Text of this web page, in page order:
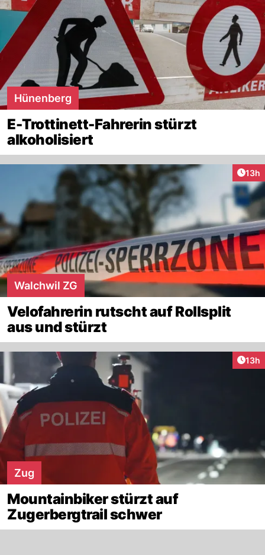
Hünenberg
E-Trottinett-Fahrerin stürzt
alkoholisiert
13h
Walchwil ZG
Velofahrerin rutscht auf Rollsplit
aus und stürzt
13h
Zug
Mountainbiker stürzt auf
Zugerbergtrail schwer